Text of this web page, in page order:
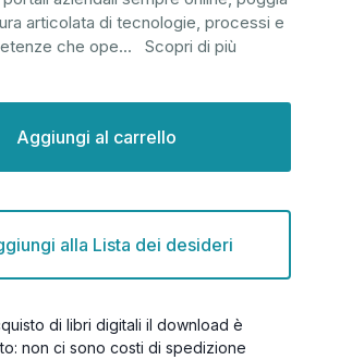
articolata di tecnologie, processi e
che ope... Scopri di più
alla Lista dei desideri
di libri digitali il download è
non ci sono costi di spedizione